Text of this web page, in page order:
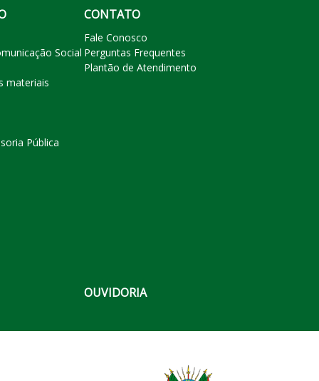
Social
materiais
Pública
CONTATO
Fale Conosco
Perguntas Frequentes
Plantão de Atendimento
OUVIDORIA